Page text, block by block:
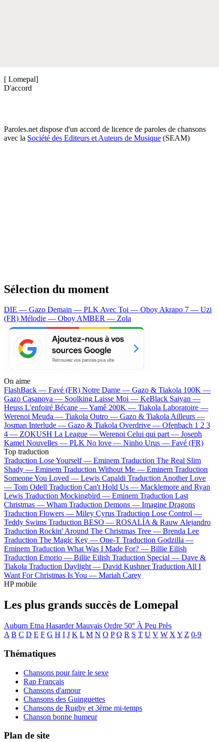
[ Lomepal]
D'accord
Paroles.net dispose d'un accord de licence de paroles de chansons
avec la Société des Editeurs et Auteurs de Musique (SEAM)
Sélection du moment
DIE — Gazo Demain — PLKAvec Toi — OboyAkrapo 7 — Uzi
(FR) Mélodie — OboyAMBER — Zola
On aime
FlashBack — Favé (FR) Notre Dame — Gazo & Tiakola 100K —
Gazo Casanova — Soolking Laisse Moi — KeBlack Saiyan —
Heuss L'enfoiré Bécane —Yamê 200K — Tiakola Laboratoire —
Werenoi Meuda — Tiakola Outro — Gazo & TiakolaAilleurs —
Josman Interlude — Gazo & Tiakola Overdrive — Ofenbach 1 2 3
4 — ZOKUSH La League — Werenoi Celui qui part — Joseph
Kamel Nouvelles — PLK No love — Ninho Urus — Favé (FR)
Top traduction
Traduction Lose Yourself — Eminem Traduction The Real Slim
Shady — Eminem Traduction Without Me — Eminem Traduction
Someone You Loved — Lewis Capaldi Traduction Another Love
— Tom Odell Traduction Can't Hold Us — Macklemore and Ryan
Lewis Traduction Mockingbird — Eminem Traduction Last
Christmas — Wham Traduction Demons — Imagine Dragons
Traduction Flowers — Miley Cyrus Traduction Lose Control —
Teddy Swims Traduction BESO — ROSALÍA & Rauw Alejandro
Traduction Rockin' Around The Christmas Tree — Brenda Lee
Traduction The Magic Key — One-T Traduction Godzilla —
Eminem Traduction What Was I Made For? — Billie Eilish
Traduction Emorio — Billie Eilish Traduction Special — Dave &
Tiakola Traduction Daylight — David Kushner Traduction All I
Want For Christmas Is You — Mariah Carey
HP mobile
Les plus grands succès de Lomepal
Auburn Etna HasarderMauvais Ordre 50° À Peu Près
A B C D E F G H I J K L M N O P Q R S T U V W X Y Z 0-9
Thématiques
Chansons pour faire le sexe
Rap Français
Chansons d'amour
Chansons des Guinguettes
Chansons de Rugby et 3ème mi-temps
Chanson bonne humeur
Plan de site